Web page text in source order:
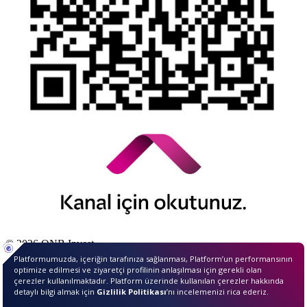
© 2026 QNB Invest,
QNBiştirakidir.